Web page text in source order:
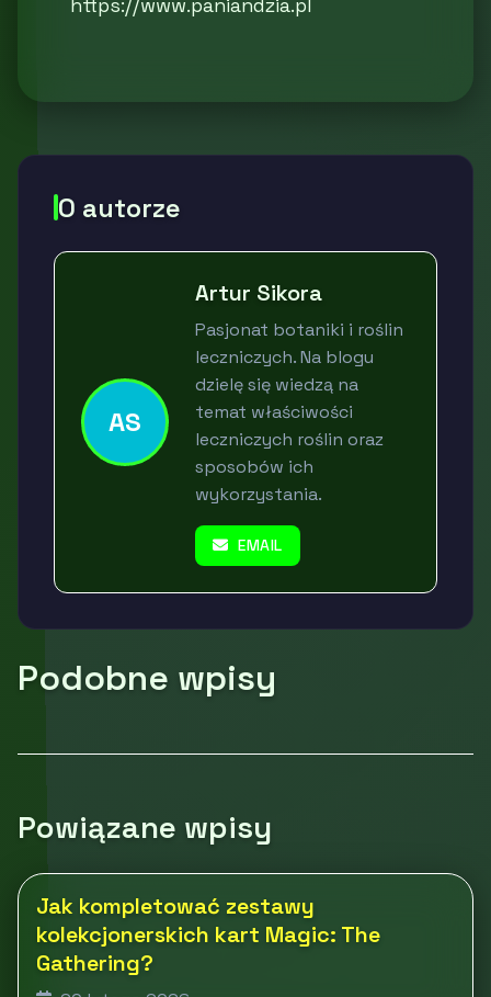
https://www.paniandzia.pl
O autorze
AS
Artur Sikora
Pasjonat botaniki i roślin
leczniczych. Na blogu
dzielę się wiedzą na
temat właściwości
leczniczych roślin oraz
sposobów ich
wykorzystania.
EMAIL
Podobne wpisy
Powiązane wpisy
Jak kompletować zestawy
kolekcjonerskich kart Magic: The
Gathering?